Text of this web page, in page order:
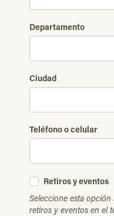
Departamento
Ciudad
Teléfono o celular
Retiros y eventos
Seleccione esta
retiros y eventos en el